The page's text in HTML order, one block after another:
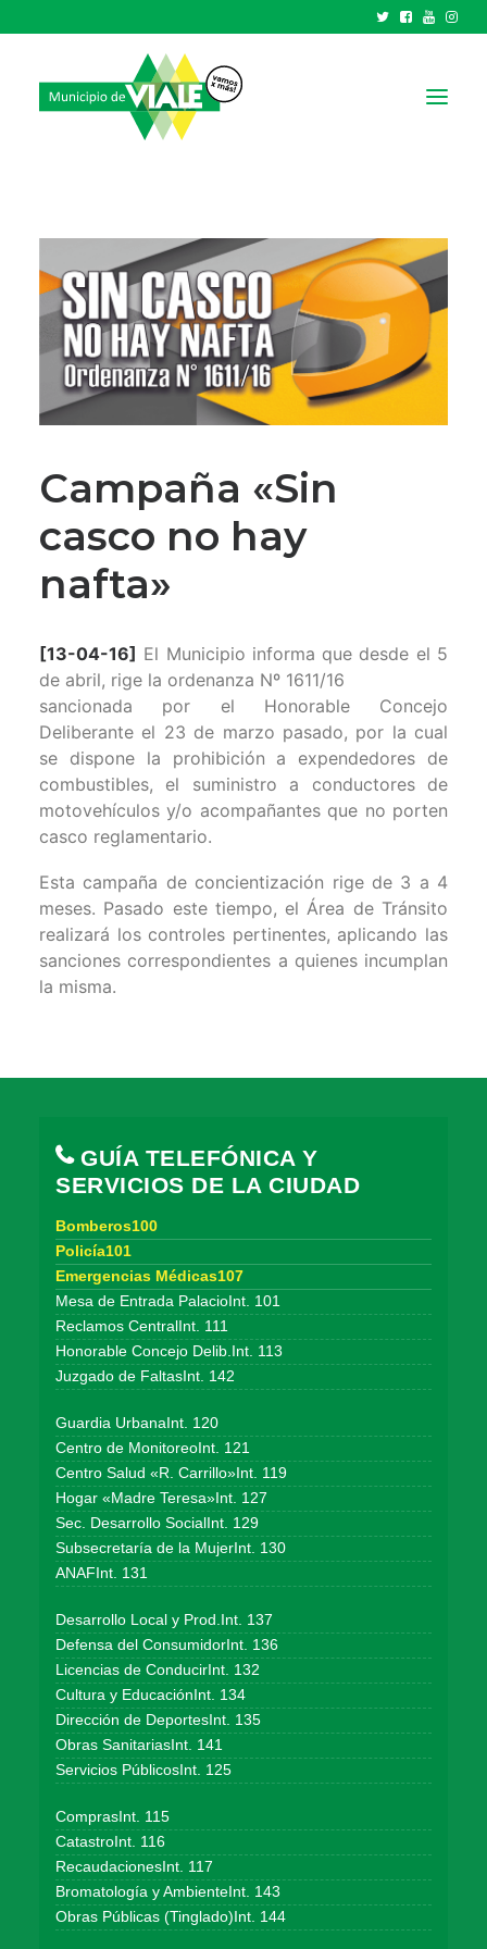
GOBIERNO
HCD
TRÁMITES Y SERVICIOS
CIUDAD
PARQUE INDUSTRIAL
Campaña «Sin
casco no hay
nafta»
[13-04-16] El Municipio informa que desde el 5
de abril, rige la ordenanza Nº 1611/16
sancionada por el Honorable Concejo
Deliberante el 23 de marzo pasado, por la cual
se dispone la prohibición a expendedores de
combustibles, el suministro a conductores de
motovehículos y/o acompañantes que no porten
casco reglamentario.
Esta campaña de concientización rige de 3 a 4
meses. Pasado este tiempo, el Área de Tránsito
realizará los controles pertinentes, aplicando las
sanciones correspondientes a quienes incumplan
la misma.
GUÍA TELEFÓNICA Y
SERVICIOS DE LA CIUDAD
Bomberos100
Policía101
Emergencias Médicas107
Mesa de Entrada PalacioInt. 101
Reclamos CentralInt. 111
Honorable Concejo Delib.Int. 113
Juzgado de FaltasInt. 142
Guardia UrbanaInt. 120
Centro de MonitoreoInt. 121
Centro Salud «R. Carrillo»Int. 119
Hogar «Madre Teresa»Int. 127
Sec. Desarrollo SocialInt. 129
Subsecretaría de la MujerInt. 130
ANAFInt. 131
Desarrollo Local y Prod.Int. 137
Defensa del ConsumidorInt. 136
Licencias de ConducirInt. 132
Cultura y EducaciónInt. 134
Dirección de DeportesInt. 135
Obras SanitariasInt. 141
Servicios PúblicosInt. 125
ComprasInt. 115
CatastroInt. 116
RecaudacionesInt. 117
Bromatología y AmbienteInt. 143
Obras Públicas (Tinglado)Int. 144